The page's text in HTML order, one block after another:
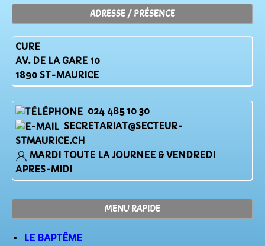
ADRESSE / PRÉSENCE
CURE
AV. DE LA GARE 10
1890 ST-MAURICE
024 485 10 30
SECRETARIAT@SECTEUR-
STMAURICE.CH
MARDI TOUTE LA JOURNEE & VENDREDI
APRES-MIDI
MENU RAPIDE
LE BAPTÊME